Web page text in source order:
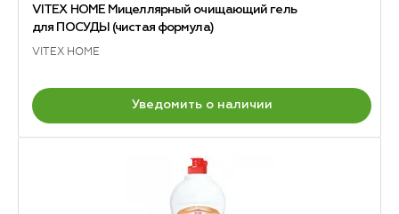
VITEX HOME Мицеллярный очищающий гель
для ПОСУДЫ (чистая формула)
VITEX HOME
Уведомить о наличии